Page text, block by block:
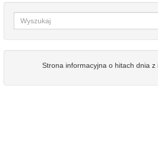
Strona informacyjna o hitach dnia z